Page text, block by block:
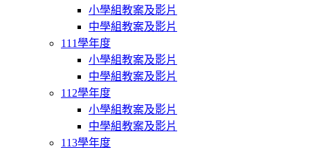
小學組教案及影片
中學組教案及影片
111學年度
小學組教案及影片
中學組教案及影片
112學年度
小學組教案及影片
中學組教案及影片
113學年度